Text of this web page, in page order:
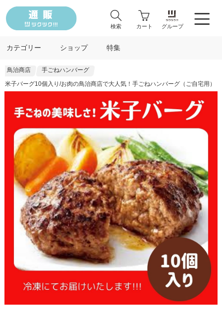
検索 カート グループ
カテゴリー ショップ 特集
鳥治商店
手ごねハンバーグ
米子バーグ10個入り/お肉の鳥治商店で大人気！手ごねハンバーグ（ご自宅用）